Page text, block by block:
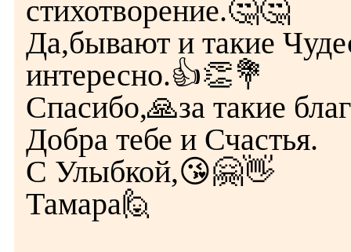
стихотворение.🤔🤔
Да,бывают и такие
интересно.👍👏💐
Спасибо,🙏за такие
Добра тебе и Счастья.
С Улыбкой,😘🤗👋
Тамара🙋